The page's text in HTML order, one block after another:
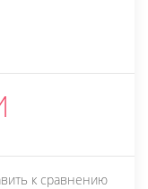
к сравнению